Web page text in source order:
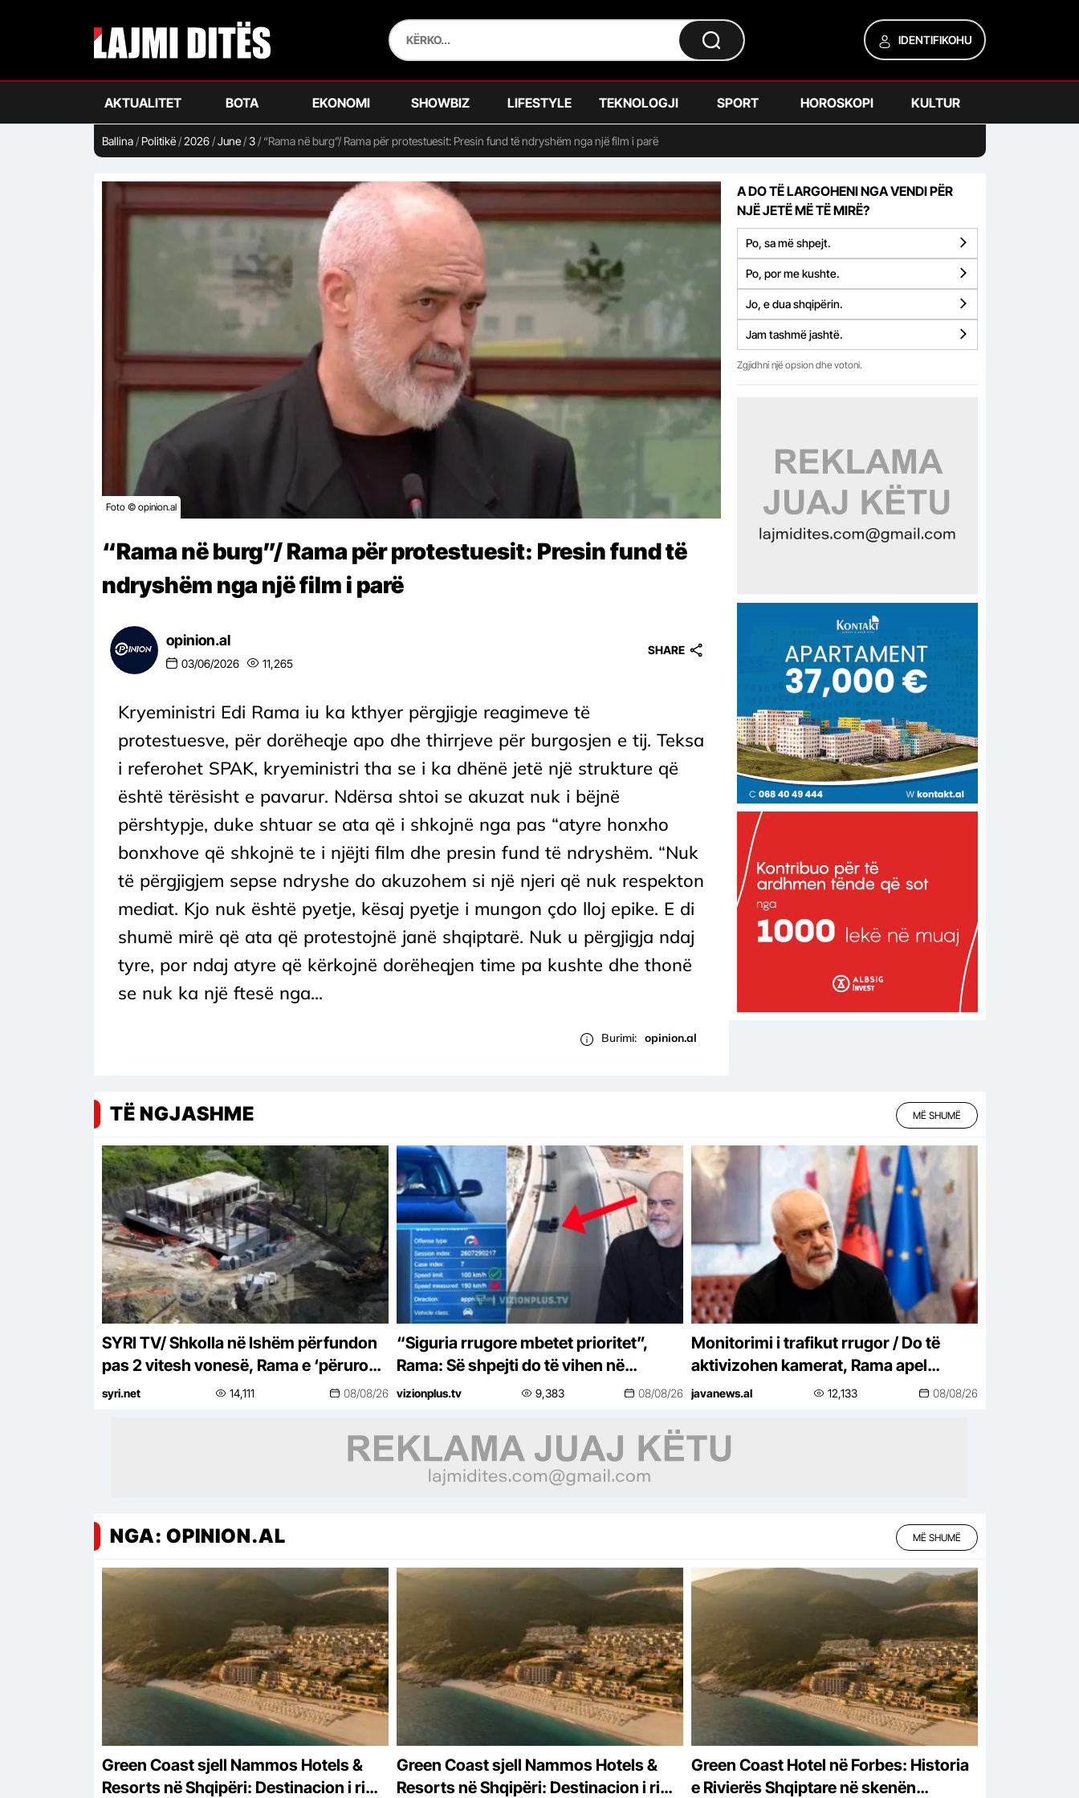
IDENTIFIKOHU
AKTUALITET BOTA EKONOMI SHOWBIZ LIFESTYLE TEKNOLOGJI SPORT HOROSKOPI KULTUR
Ballina/ Politikë/2026/June/3/ “Rama në burg”/ Rama për protestuesit: Presin fund të ndryshëm nga një film i parë
Foto © opinion.al
“Rama në burg”/ Rama për protestuesit: Presin fund të
ndryshëm nga një film i parë
opinion.al
03/06/2026 11,265
SHARE
Kryeministri Edi Rama iu ka kthyer përgjigje reagimeve të
protestuesve, për dorëheqje apo dhe thirrjeve për burgosjen e tij. Teksa
i referohet SPAK, kryeministri tha se i ka dhënë jetë një strukture që
është tërësisht e pavarur. Ndërsa shtoi se akuzat nuk i bëjnë
përshtypje, duke shtuar se ata që i shkojnë nga pas “atyre honxho
bonxhove që shkojnë te i njëjti film dhe presin fund të ndryshëm. “Nuk
të përgjigjem sepse ndryshe do akuzohem si një njeri që nuk respekton
mediat. Kjo nuk është pyetje, kësaj pyetje i mungon çdo lloj epike. E di
shumë mirë që ata që protestojnë janë shqiptarë. Nuk u përgjigja ndaj
tyre, por ndaj atyre që kërkojnë dorëheqjen time pa kushte dhe thonë
se nuk ka një ftesë nga...
Burimi: opinion.al
A DO TË LARGOHENI NGA VENDI PËR
NJË JETË MË TË MIRË?
Po, sa më shpejt.
Po, por me kushte.
Jo, e dua shqipërin.
Jam tashmë jashtë.
Zgjidhni një opsion dhe votoni.
TË NGJASHME MË SHUMË
SYRI TV/ Shkolla në Ishëm përfundon
pas 2 vitesh vonesë, Rama e ‘përuron’
online pa asnjë shpjegim
syri.net 14,111 08/08/26
“Siguria rrugore mbetet prioritet”,
Rama: Së shpejti do të vihen në
funksion kamerat e Qendrës
Rrugor
vizionplus.tv 9,383 08/08/26
Monitorimi i trafikut rrugor / Do të
aktivizohen kamerat, Rama apel
drejtuesve: Respektoni rregullat
javanews.al 12,133 08/08/26
NGA: OPINION.AL MË SHUMË
Green Coast sjell Nammos Hotels &
Resorts në Shqipëri: Destinacion i ri
Green Coast sjell Nammos Hotels &
Resorts në Shqipëri: Destinacion i ri
Green Coast Hotel në Forbes: Historia
e Rivierës Shqiptare në skenën